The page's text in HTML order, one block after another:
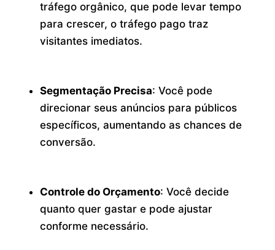
tráfego orgânico, que pode levar tempo
para crescer, o tráfego pago traz
visitantes imediatos.
Segmentação Precisa: Você pode
direcionar seus anúncios para públicos
específicos, aumentando as chances de
conversão.
Controle do Orçamento: Você decide
quanto quer gastar e pode ajustar
conforme necessário.